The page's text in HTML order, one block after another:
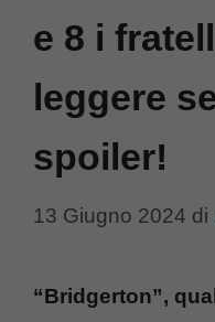
e 8 i
leggere
spoiler!
13 Giugno 2024 di
“Bridgerton”,